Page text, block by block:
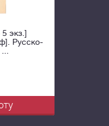
экз.]
Русско-